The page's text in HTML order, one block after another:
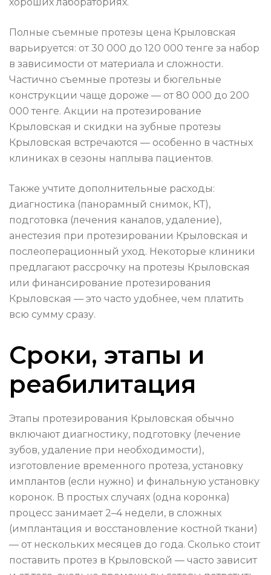
Полные съемные протезы цена Крыловская
варьируется: от 30 000 до 120 000 тенге за набор
в зависимости от материала и сложности.
Частично съемные протезы и бюгельные
конструкции чаще дороже — от 80 000 до 200
000 тенге. Акции на протезирование
Крыловская и скидки на зубные протезы
Крыловская встречаются — особенно в частных
клиниках в сезоны наплыва пациентов.
Также учтите дополнительные расходы:
диагностика (панорамный снимок, КТ),
подготовка (лечения каналов, удаление),
анестезия при протезировании Крыловская и
послеоперационный уход. Некоторые клиники
предлагают рассрочку на протезы Крыловская
или финансирование протезирования
Крыловская — это часто удобнее, чем платить
всю сумму сразу.
Сроки, этапы и
реабилитация
Этапы протезирования Крыловская обычно
включают диагностику, подготовку (лечение
зубов, удаление при необходимости),
изготовление временного протеза, установку
имплантов (если нужно) и финальную установку
коронок. В простых случаях (одна коронка)
процесс занимает 2–4 недели, в сложных
(имплантация и восстановление костной ткани)
— от нескольких месяцев до года. Сколько стоит
поставить протез в Крыловской — часто зависит